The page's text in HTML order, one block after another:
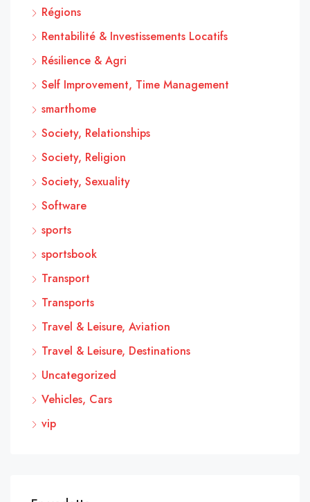
Régions
Rentabilité & Investissements Locatifs
Résilience & Agri
Self Improvement, Time Management
smarthome
Society, Relationships
Society, Religion
Society, Sexuality
Software
sports
sportsbook
Transport
Transports
Travel & Leisure, Aviation
Travel & Leisure, Destinations
Uncategorized
Vehicles, Cars
vip